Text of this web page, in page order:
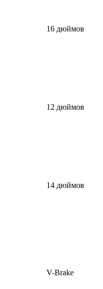
16 дюймов
12 дюймов
14 дюймов
V-Brake